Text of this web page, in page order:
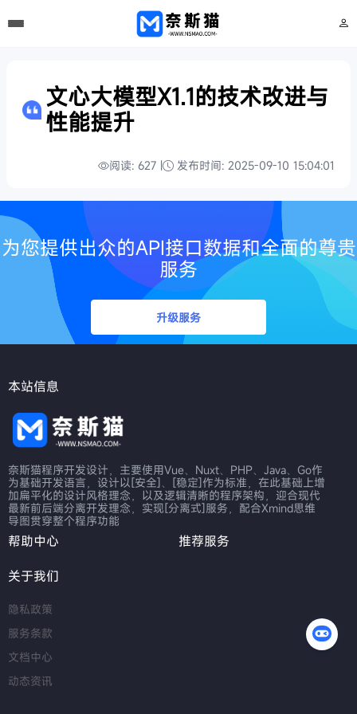
文心大模型X1.1的技术改进与
性能提升
阅读: 627 | 发布时间: 2025-09-10 15:04:01
为您提供出众的API接口数据和全面的尊贵
服务
升级服务
本站信息
奈斯猫程序开发设计，主要使用Vue、Nuxt、PHP、Java、Go作
为基础开发语言，设计以[安全]、[稳定]作为标准，在此基础上增
加扁平化的设计风格理念，以及逻辑清晰的程序架构，迎合现代
最新前后端分离开发理念，实现[分离式]服务，配合Xmind思维
导图贯穿整个程序功能
帮助中心
推荐服务
关于我们
隐私政策
服务条款
文档中心
动态资讯